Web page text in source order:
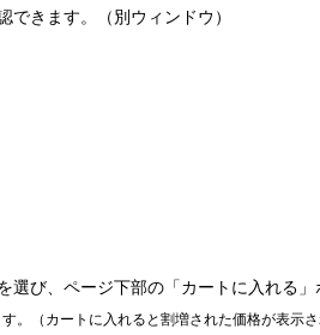
できます。（別ウィンドウ）
び、ページ下部の「カートに入れる」
。（カートに入れると割増された価格が表示さ